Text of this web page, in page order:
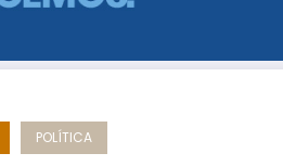
POLÍTICA